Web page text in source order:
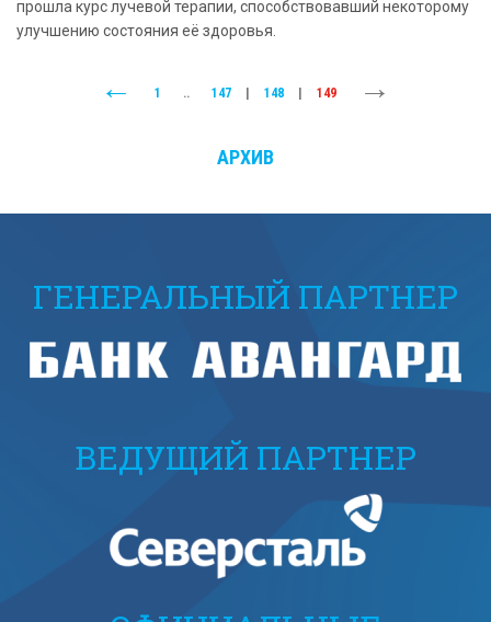
прошла курс лучевой терапии, способствовавший некоторому
улучшению состояния её здоровья.
1 .. 147 | 148 | 149
АРХИВ
ГЕНЕРАЛЬНЫЙ ПАРТНЕР
ВЕДУЩИЙ ПАРТНЕР